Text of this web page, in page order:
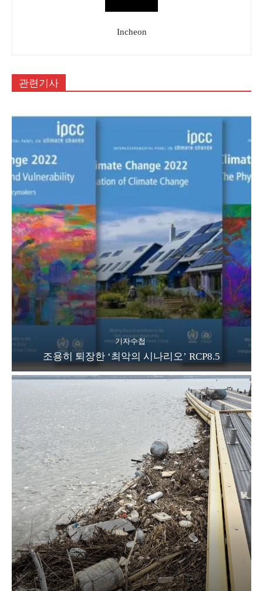
Incheon
관련기사
기자수첩
조용히 퇴장한 ‘최악의 시나리오’ RCP8.5